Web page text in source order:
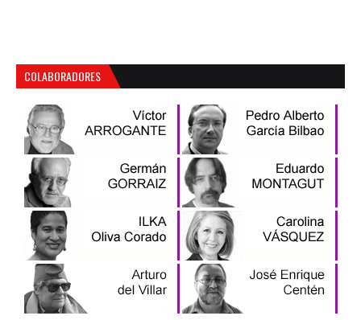
COLABORADORES